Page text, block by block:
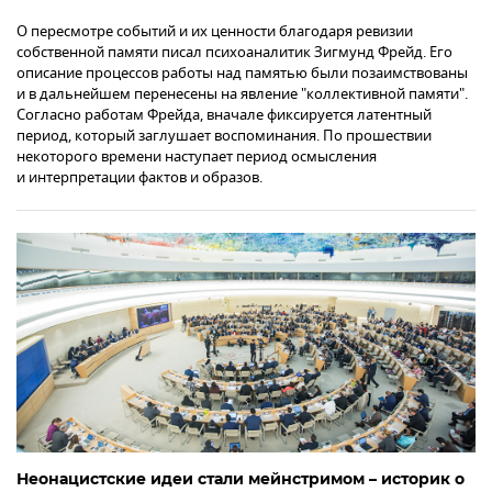
О пересмотре событий и их ценности благодаря ревизии
собственной памяти писал психоаналитик Зигмунд Фрейд. Его
описание процессов работы над памятью были позаимствованы
и в дальнейшем перенесены на явление "коллективной памяти".
Согласно работам Фрейда, вначале фиксируется латентный
период, который заглушает воспоминания. По прошествии
некоторого времени наступает период осмысления
и интерпретации фактов и образов.
Неонацистские идеи стали мейнстримом – историк о